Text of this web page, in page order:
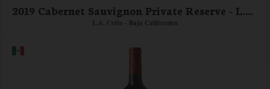
2019 Cabernet Sauvignon Private Reserve - L.A. Cetto
L.A. Cetto - Baja Californien